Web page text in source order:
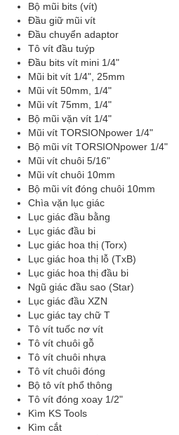
Bộ mũi bits (vít)
Đầu giữ mũi vít
Đầu chuyển adaptor
Tô vít đầu tuýp
Đầu bits vít mini 1/4"
Mũi bit vít 1/4", 25mm
Mũi vít 50mm, 1/4"
Mũi vít 75mm, 1/4"
Bộ mũi vặn vít 1/4"
Mũi vít TORSIONpower 1/4"
Bộ mũi vít TORSIONpower 1/4"
Mũi vít chuôi 5/16"
Mũi vít chuôi 10mm
Bộ mũi vít đóng chuôi 10mm
Chìa vặn lục giác
Lục giác đầu bằng
Lục giác đầu bi
Lục giác hoa thị (Torx)
Lục giác hoa thị lỗ (TxB)
Lục giác hoa thị đầu bi
Ngũ giác đầu sao (Star)
Lục giác đầu XZN
Lục giác tay chữ T
Tô vít tuốc nơ vít
Tô vít chuôi gỗ
Tô vít chuôi nhựa
Tô vít chuôi đóng
Bộ tô vít phổ thông
Tô vít đóng xoay 1/2"
Kìm KS Tools
Kìm cắt